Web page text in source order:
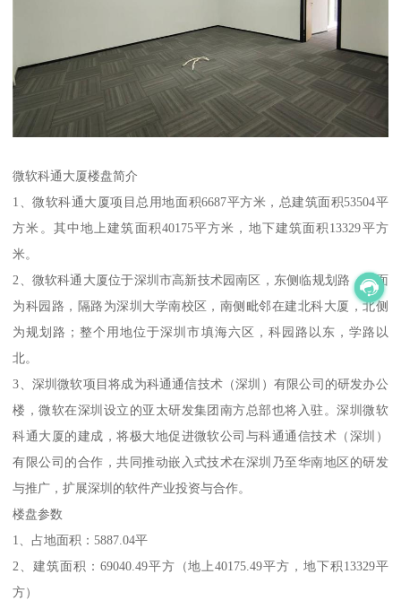
微软科通大厦楼盘简介
1、微软科通大厦项目总用地面积6687平方米，总建筑面积53504平
方米。其中地上建筑面积40175平方米，地下建筑面积13329平方
米。
2、微软科通大厦位于深圳市高新技术园南区，东侧临规划路，西面
为科园路，隔路为深圳大学南校区，南侧毗邻在建北科大厦，北侧
为规划路；整个用地位于深圳市填海六区，科园路以东，学路以
北。
3、深圳微软项目将成为科通通信技术（深圳）有限公司的研发办公
楼，微软在深圳设立的亚太研发集团南方总部也将入驻。深圳微软
科通大厦的建成，将极大地促进微软公司与科通通信技术（深圳）
有限公司的合作，共同推动嵌入式技术在深圳乃至华南地区的研发
与推广，扩展深圳的软件产业投资与合作。
楼盘参数
1、占地面积：5887.04平
2、建筑面积：69040.49平方（地上40175.49平方，地下积13329平
方）